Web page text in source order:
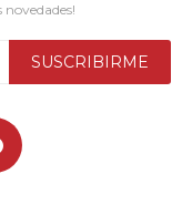
novedades!
SUSCRIBIRME